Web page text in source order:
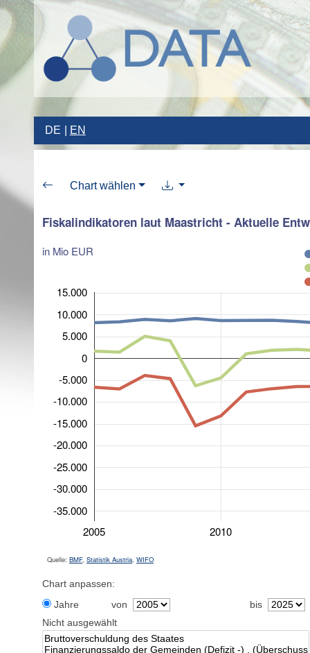
DE EN
Chart wählen
Fiskalindikatoren laut Maastricht - Aktuelle
in Mio EUR
2005 2010
-35.000
-30.000
-25.000
-20.000
-15.000
-10.000
-5.000
0
5.000
10.000
15.000
Quelle: BMF, Statistik Austria, WIFO
Chart anpassen:
Jahre
von
bis
Nicht ausgewählt